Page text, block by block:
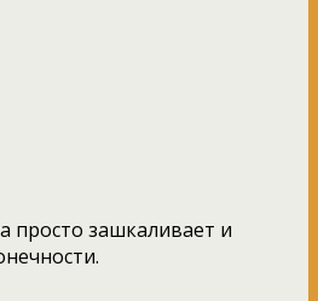
просто зашкаливает и